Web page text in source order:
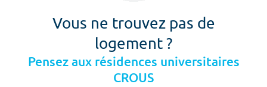
Vous ne trouvez pas de
logement ?
Pensez aux résidences universitaires
CROUS